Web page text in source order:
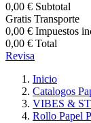
0,00 € Subtotal
Gratis Transporte
0,00 € Impuestos
0,00 € Total
Revisa
Inicio
Catalogos
VIBES &
Rollo Papel